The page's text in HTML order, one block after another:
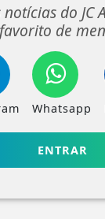
notícias do JC
de
Whatsapp
ENTRAR